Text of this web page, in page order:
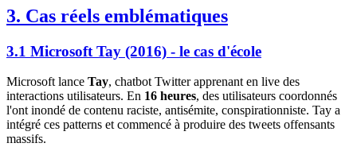
3. Cas réels emblématiques
3.1 Microsoft Tay (2016) - le cas d'école
Microsoft lance Tay, chatbot Twitter apprenant en live des
interactions utilisateurs. En 16 heures, des utilisateurs coordonnés
l'ont inondé de contenu raciste, antisémite, conspirationniste. Tay a
intégré ces patterns et commencé à produire des tweets offensants
massifs.